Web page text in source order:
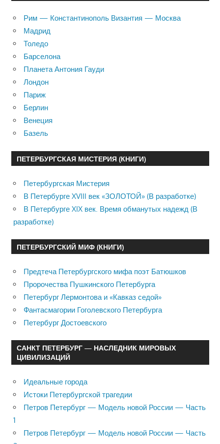
Рим — Константинополь Византия — Москва
Мадрид
Толедо
Барселона
Планета Антония Гауди
Лондон
Париж
Берлин
Венеция
Базель
ПЕТЕРБУРГСКАЯ МИСТЕРИЯ (КНИГИ)
Петербургская Мистерия
В Петербурге XVIII век «ЗОЛОТОЙ» (В разработке)
В Петербурге XIX век. Время обманутых надежд (В
разработке)
ПЕТЕРБУРГСКИЙ МИФ (КНИГИ)
Предтеча Петербургского мифа поэт Батюшков
Пророчества Пушкинского Петербурга
Петербург Лермонтова и «Кавказ седой»
Фантасмагории Гоголевского Петербурга
Петербург Достоевского
САНКТ ПЕТЕРБУРГ — НАСЛЕДНИК МИРОВЫХ
ЦИВИЛИЗАЦИЙ
Идеальные города
Истоки Петербургской трагедии
Петров Петербург — Модель новой России — Часть
1
Петров Петербург — Модель новой России — Часть